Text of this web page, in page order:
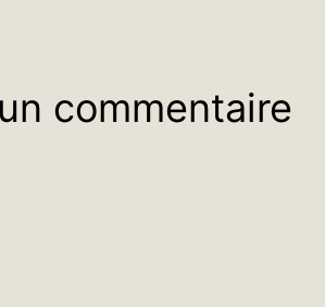
commentaire